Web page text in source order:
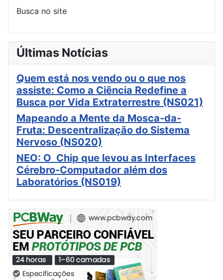
Busca no site
Últimas Notícias
Quem está nos vendo ou o que nos
assiste: Como a Ciência Redefine a
Busca por Vida Extraterrestre (NS021)
Mapeando a Mente da Mosca-da-
Fruta: Descentralização do Sistema
Nervoso (NS020)
NEO: O Chip que levou as Interfaces
Cérebro-Computador além dos
Laboratórios (NS019)